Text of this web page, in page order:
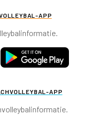
APP
APP